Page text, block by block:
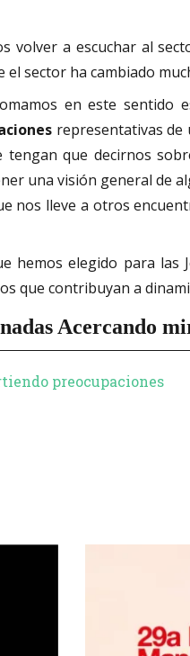
volver a escuchar al
sector ha cambiado
en este sentido
representativas de
tengan que decirnos
una visión general de
nos lleve a otros
hemos elegido para las
que contribuyan a
Acercando
preocupaciones